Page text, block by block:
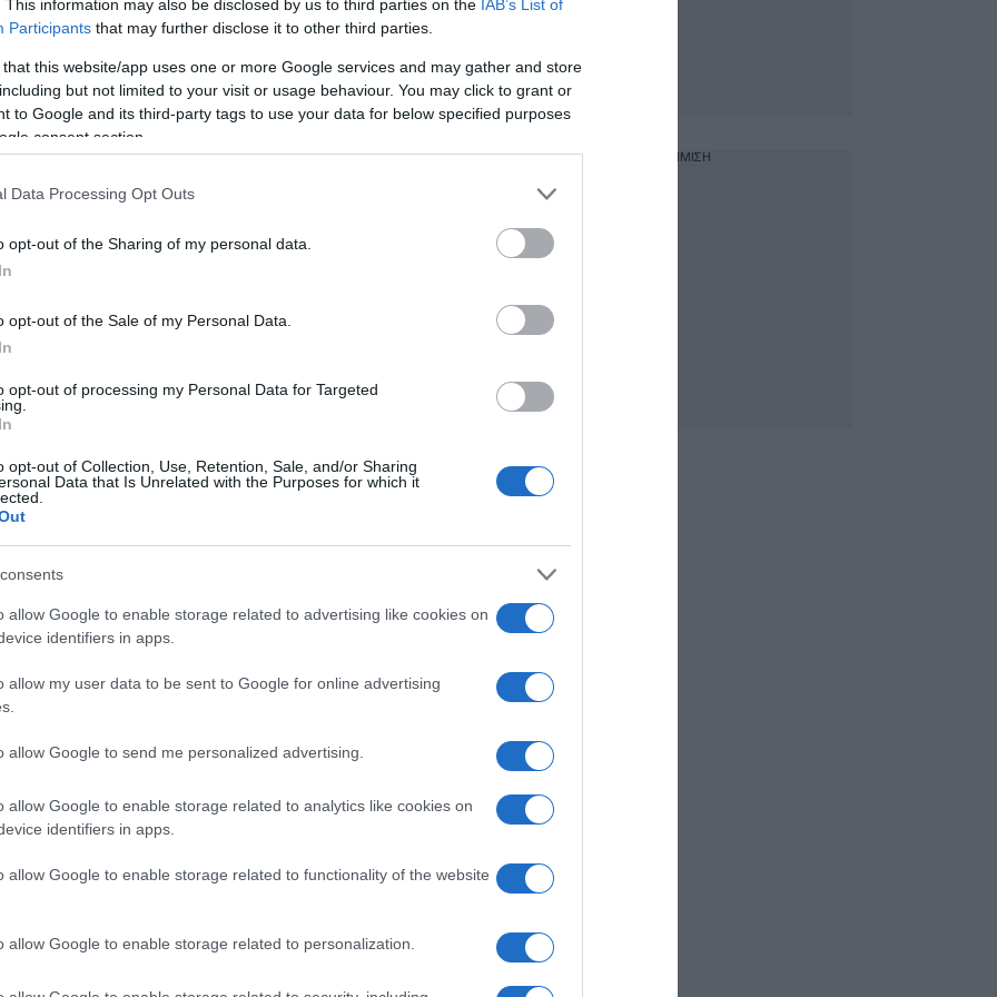
This information may also be disclosed by us to third parties on the IAB’s List of
Participants that may further disclose it to other third parties.
that this website/app uses one or more Google services and may gather and store
but not limited to your visit or usage behaviour. You may click to grant or
to Google and its third-party tags to use your data for below specified purposes
consent section.
Data Processing Opt Outs
opt-out of the Sharing of my personal data.
opt-out of the Sale of my Personal Data.
opt-out of processing my Personal Data for Targeted
opt-out of Collection, Use, Retention, Sale, and/or Sharing
Data that Is Unrelated with the Purposes for which it
allow Google to enable storage related to advertising like cookies on
identifiers in apps.
allow my user data to be sent to Google for online advertising
allow Google to send me personalized advertising.
allow Google to enable storage related to analytics like cookies on
identifiers in apps.
allow Google to enable storage related to functionality of the website
allow Google to enable storage related to personalization.
ότι επτά άτομα που
από τη ζωή.
απολογήθηκε χθες και αφέθηκε
υπό τους όρους της απαγόρευσης
στο αστυνομικό τμήμα της περιοχής
το voria.gr, φέρεται να έριξε όλες τις
εκείνος αναλάμβανε τις
φυσιοθεραπείες.
ΔΙΑΦΗΜΙΣΗ